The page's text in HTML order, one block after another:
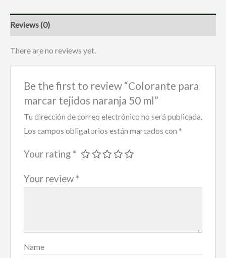
Reviews (0)
There are no reviews yet.
Be the first to review “Colorante para
marcar tejidos naranja 50 ml”
Tu dirección de correo electrónico no será publicada.
Los campos obligatorios están marcados con *
Your rating *
Your review *
Name